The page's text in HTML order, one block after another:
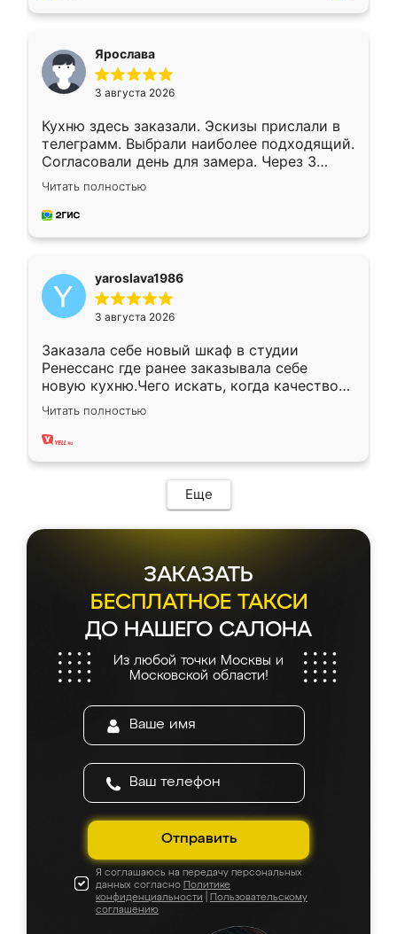
Ярослава
3 августа 2026
Кухню здесь заказали. Эскизы прислали в
телеграмм. Выбрали наиболее подходящий.
Согласовали день для замера. Через 3
недели кухня была уже готова. Остались
довольны работой. Спасибо Ренессанс
мебель за качественную работу!
Читать полностью
yaroslava1986
3 августа 2026
Заказала себе новый шкаф в студии
Ренессанс где ранее заказывала себе
новую кухню.Чего искать, когда качеством
вполне довольна. Служит кухня уже почти
два года, нареканий нет.
Читать полностью
Еще
ЗАКАЗАТЬ
БЕСПЛАТНОЕ ТАКСИ
ДО НАШЕГО САЛОНА
Из любой точки Москвы и
Московской области!
Отправить
Я соглашаюсь на передачу персональных
данных согласно Политике
конфиденциальности
Пользовательскому
соглашению